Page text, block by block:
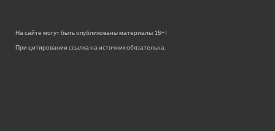
На сайте могут быть опубликованы материалы 18+!
При цитировании ссылка на источник обязательна.